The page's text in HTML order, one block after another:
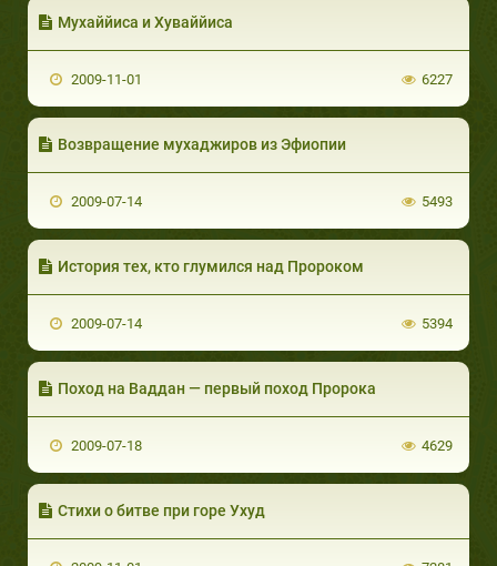
Мухаййиса и Хуваййиса
2009-11-01 6227
Возвращение мухаджиров из Эфиопии
2009-07-14 5493
История тех, кто глумился над Пророком
2009-07-14 5394
Поход на Ваддан — первый поход Пророка
2009-07-18 4629
Стихи о битве при горе Ухуд